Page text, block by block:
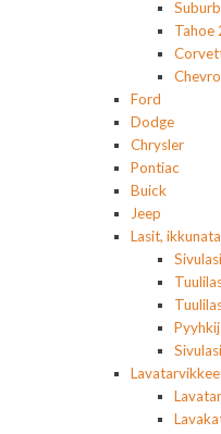
Tahoe
Ford
Dodge
Chrysler
Pontiac
Buick
Jeep
Lasit,